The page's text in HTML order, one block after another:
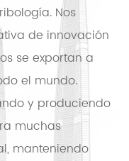
Nos
de innovación
se exportan a
el mundo.
y produciendo
muchas
manteniendo